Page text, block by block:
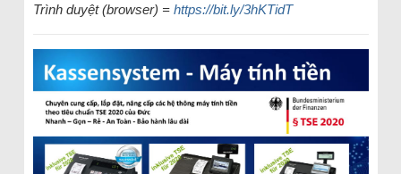
Trình duyệt (browser) = https://bit.ly/3hKTidT